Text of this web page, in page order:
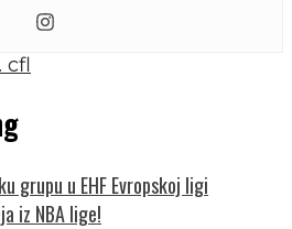
cfl
grupu u EHF Evropskoj ligi
iz NBA lige!